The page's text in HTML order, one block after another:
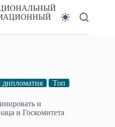
Топ
и
и Госкомитета